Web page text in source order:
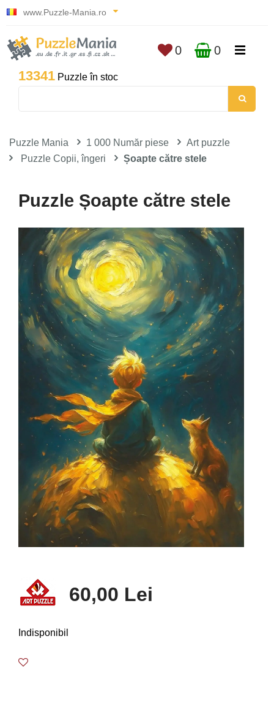
www.Puzzle-Mania.ro
13341 Puzzle în stoc
0 0
Puzzle Mania 1 000 Număr piese
Art puzzle
Puzzle Copii, îngeri
Șoapte către stele
Puzzle Șoapte către stele
60,00 Lei
Indisponibil